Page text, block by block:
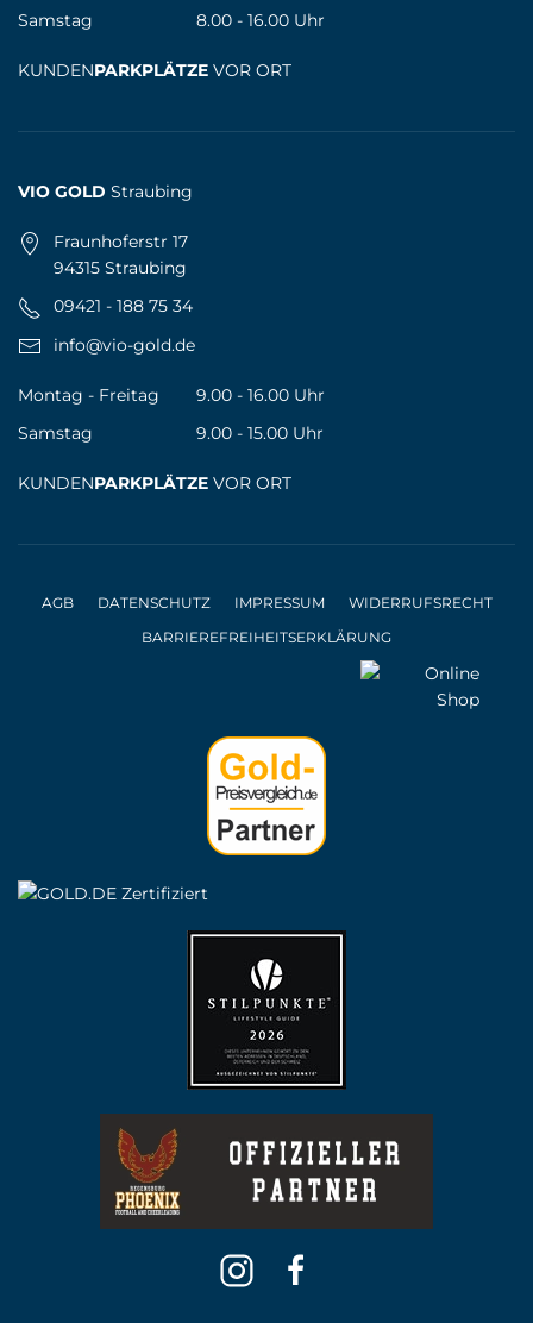
Samstag
8.00 - 16.00 Uhr
KUNDENPARKPLÄTZE VOR ORT
VIO GOLD Straubing
Fraunhoferstr 17
94315 Straubing
09421 - 188 75 34
info@vio-gold.de
Montag - Freitag
9.00 - 16.00 Uhr
Samstag
9.00 - 15.00 Uhr
KUNDENPARKPLÄTZE VOR ORT
AGB DATENSCHUTZ IMPRESSUM
WIDERRUFSRECHT
BARRIEREFREIHEITSERKLÄRUNG